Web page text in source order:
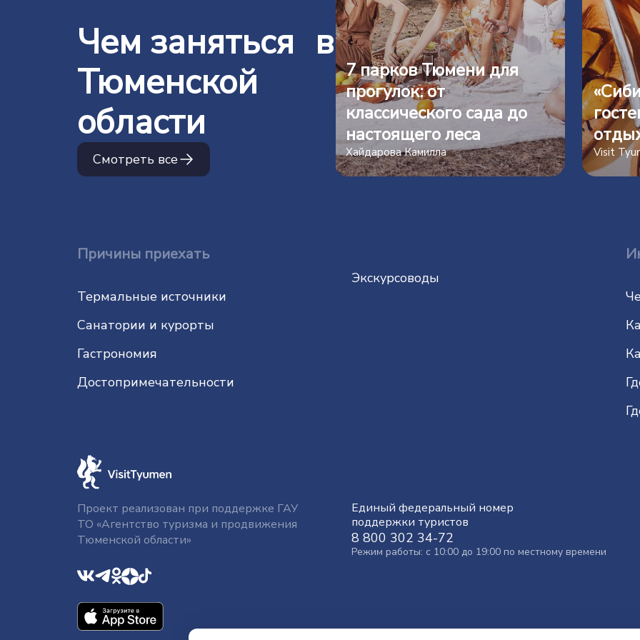
Чем заняться в
Тюменской
области
Смотреть все
7 парков Тюмени для
прогулок: от
классического сада до
настоящего леса
Хайдарова Камилла Visit
Причины приехать
Термальные источники
Санатории и курорты
Гастрономия
До­сто­при­ме­ча­тель­нос­ти
Экскурсоводы
Проект реализован при поддержке ГАУ
ТО «Агентство туризма и продвижения
Тюменской области»
Единый федеральный номер
поддержки туристов
8 800 302 34-72
Режим работы: с 10:00 до 19:00 по местному времени